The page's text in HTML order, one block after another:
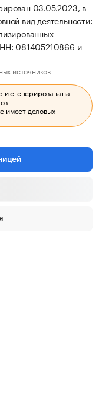
03.05.2023, в
вид деятельности:
081405210866 и
источников.
сгенерирована на
имеет деловых